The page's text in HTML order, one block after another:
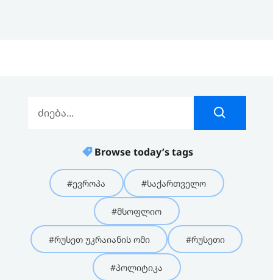
Browse today’s tags
#ევროპა #საქართველო
#მსოფლიო
#რუსეთ უკრაიანის ომი #რუსეთი
#პოლიტიკა